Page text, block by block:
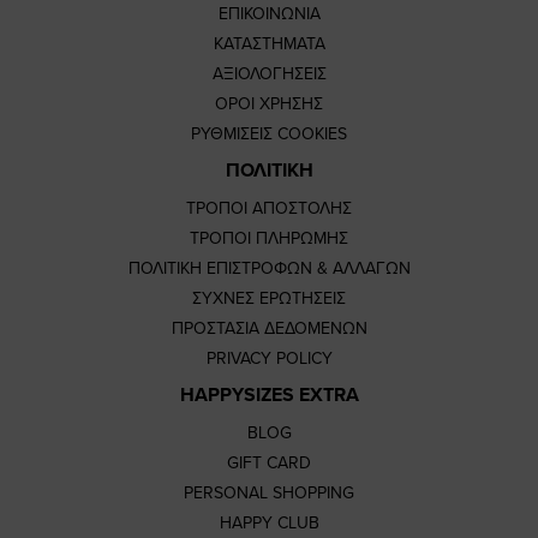
ΕΠΙΚΟΙΝΩΝΙΑ
ΚΑΤΑΣΤΗΜΑΤΑ
ΑΞΙΟΛΟΓΗΣΕΙΣ
ΟΡΟΙ ΧΡΗΣΗΣ
ΡΥΘΜΙΣΕΙΣ COOKIES
ΠΟΛΙΤΙΚΗ
ΤΡΟΠΟΙ ΑΠΟΣΤΟΛΗΣ
ΤΡΟΠΟΙ ΠΛΗΡΩΜΗΣ
ΠΟΛΙΤΙΚΗ ΕΠΙΣΤΡΟΦΩΝ & ΑΛΛΑΓΩΝ
ΣΥΧΝΕΣ ΕΡΩΤΗΣΕΙΣ
ΠΡΟΣΤΑΣΙΑ ΔΕΔΟΜΕΝΩΝ
PRIVACY POLICY
HAPPYSIZES EXTRA
BLOG
GIFT CARD
PERSONAL SHOPPING
HAPPY CLUB